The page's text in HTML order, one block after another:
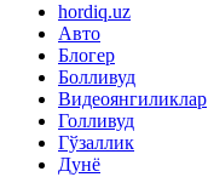
hordiq.uz
Авто
Блогер
Болливуд
Видеоянгиликлар
Голливуд
Гўзаллик
Дунё